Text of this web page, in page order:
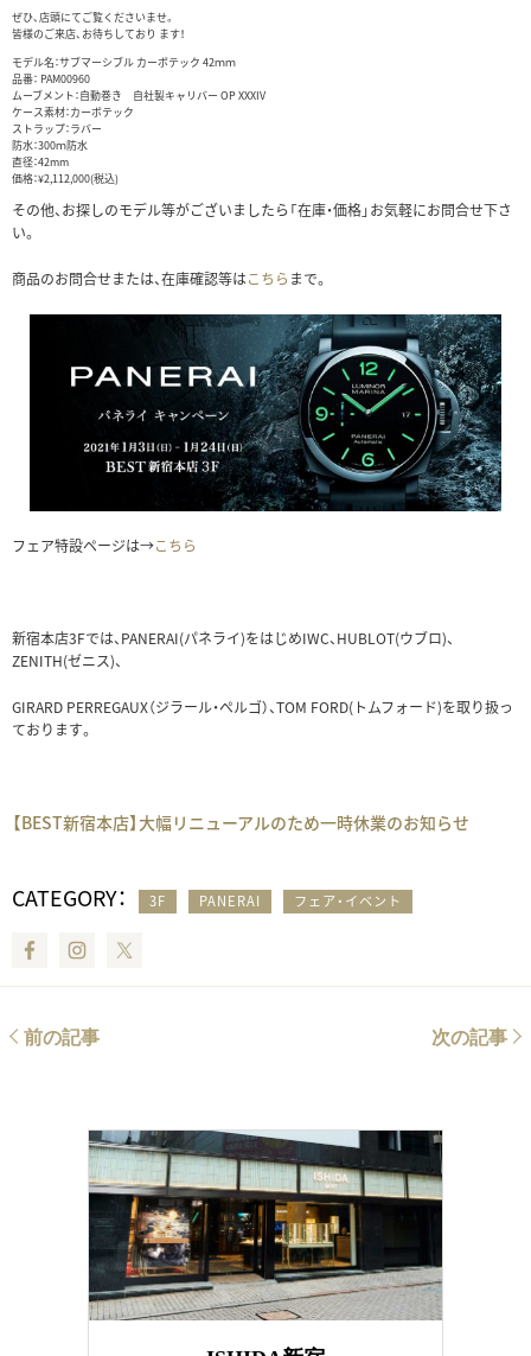
ぜひ、店頭にてご覧くださいませ。
皆様のご来店、お待ちしており ます！
モデル名：サブマーシブル カーボテック 42ｍｍ
品番： PAM00960
ムーブメント：自動巻き 自社製キャリバー OP XXXIV
ケース素材：カーボテック
ストラップ：ラバー
防水：300ｍ防水
直径：42mm
価格：¥2,112,000(税込)
その他、お探しのモデル等がございましたら「在庫・価格」お気軽にお問合せ下さ
い。
商品のお問合せまたは、在庫確認等はこちら まで。
フェア特設ページは→こちら
新宿本店3Fでは、PANERAI(パネライ)をはじめIWC、HUBLOT(ウブロ)、
ZENITH(ゼニス)、
GIRARD PERREGAUX（ジラール・ぺルゴ）、TOM FORD(トムフォード)を取り扱っ
ております。
【BEST新宿本店】大幅リニューアルのため一時休業のお知らせ
CATEGORY： 3F PANERAI フェア・イベント
FacebookInstagram
前の記事 次の記事